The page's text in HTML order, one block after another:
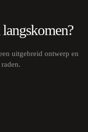
uitgebreid ontwerp en